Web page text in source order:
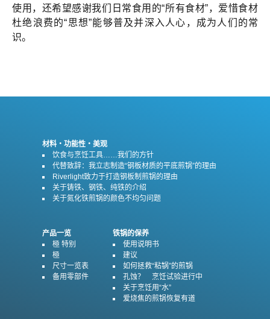
使用，还希望感谢我们日常食用的“所有食材”，爱惜食材
杜绝浪费的“思想”能够普及并深入人心，成为人们的常
识。
材料・功能性・美观
饮食与烹饪工具……我们的方针
代替致辞：我立志制造“钢板材质的平底煎锅”的理由
Riverlight致力于打造钢板制煎锅的理由
关于铸铁、钢铁、纯铁的介绍
关于氮化铁煎锅的颜色不均匀问题
产品一览
極 特别
極
尺寸一览表
备用零部件
铁锅的保养
使用说明书
建议
如何拯救“粘锅”的煎锅
孔蚀？ 烹饪试验进行中
关于烹饪用“水”
爱烧焦的煎锅恢复有道